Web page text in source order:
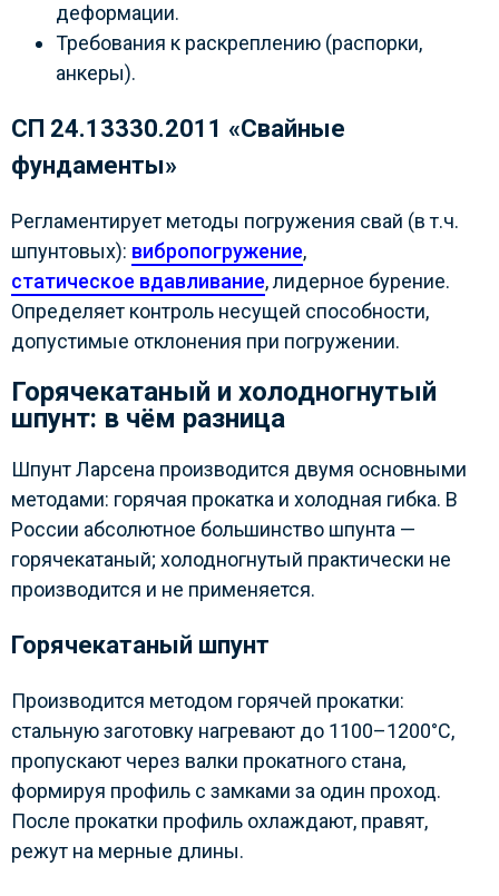
деформации.
Требования к раскреплению (распорки,
анкеры).
СП 24.13330.2011 «Свайные
фундаменты»
Регламентирует методы погружения свай (в т.ч.
шпунтовых): вибропогружение,
статическое вдавливание, лидерное бурение.
Определяет контроль несущей способности,
допустимые отклонения при погружении.
Горячекатаный и холодногнутый
шпунт: в чём разница
Шпунт Ларсена производится двумя основными
методами: горячая прокатка и холодная гибка. В
России абсолютное большинство шпунта —
горячекатаный; холодногнутый практически не
производится и не применяется.
Горячекатаный шпунт
Производится методом горячей прокатки:
стальную заготовку нагревают до 1100–1200°C,
пропускают через валки прокатного стана,
формируя профиль с замками за один проход.
После прокатки профиль охлаждают, правят,
режут на мерные длины.